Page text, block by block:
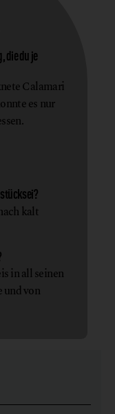
die du je
Calamari
es nur
kalt
in all seinen
und von